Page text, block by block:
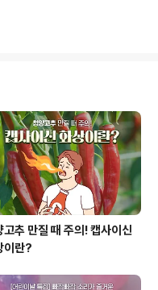
, 목재
가루
의 피라
돌을
멘트의
세기 산
커는 각
고추 만질 때 주의! 캡사이신
이란?